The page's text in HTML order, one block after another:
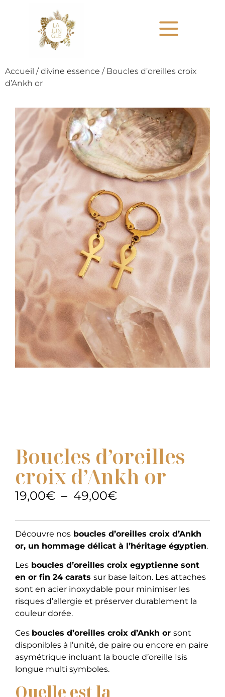
Accueil /divine essence / Boucles d’oreilles croix
d’Ankh or
Boucles d’oreilles
croix d’Ankh or
19,00€ – 49,00€
Découvre nos boucles d’oreilles croix d’Ankh
or, un hommage délicat à l’héritage égyptien.
Les boucles d’oreilles croix egyptienne sont
en or fin 24 carats sur base laiton. Les attaches
sont en acier inoxydable pour minimiser les
risques d’allergie et préserver durablement la
couleur dorée.
Ces boucles d’oreilles croix d’Ankh or sont
disponibles à l’unité, de paire ou encore en paire
asymétrique incluant la boucle d’oreille Isis
longue multi symboles.
Quelle est la